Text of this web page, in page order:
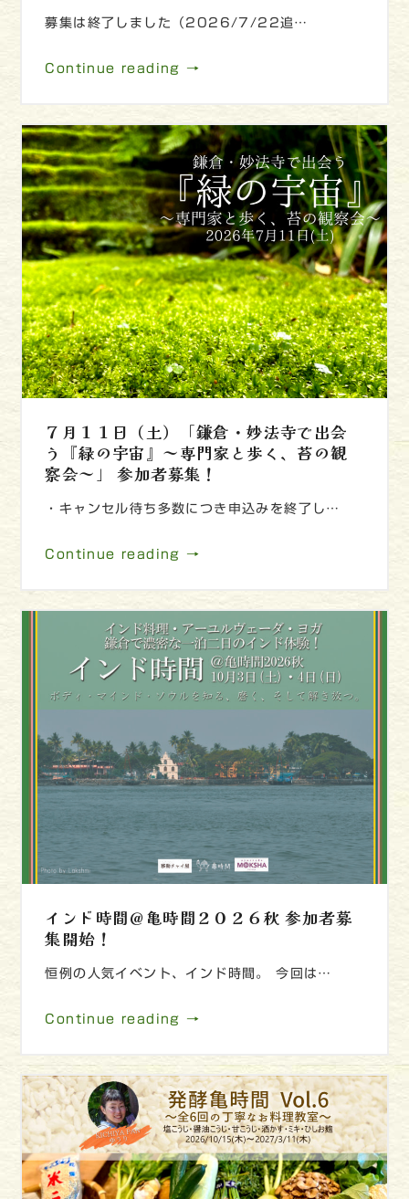
募集は終了しました（2026/7/22追…
Continue reading →
７月１１日（土）「鎌倉・妙法寺で出会
う『緑の宇宙』～専門家と歩く、苔の観
察会～」 参加者募集！
・キャンセル待ち多数につき申込みを終了し…
Continue reading →
インド時間＠亀時間２０２６秋 参加者募
集開始！
恒例の人気イベント、インド時間。 今回は…
Continue reading →